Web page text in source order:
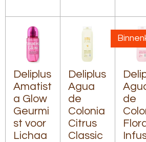
Deliplus
Amatist
a Glow
Geurmi
st voor
Lichaa
Deliplus
Agua
de
Colonia
Citrus
Classic
de